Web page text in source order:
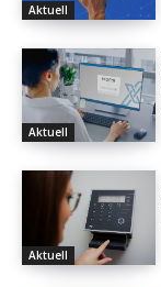
Aktuell
Aktuell
Aktuell